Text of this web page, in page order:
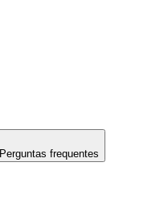
Perguntas frequentes